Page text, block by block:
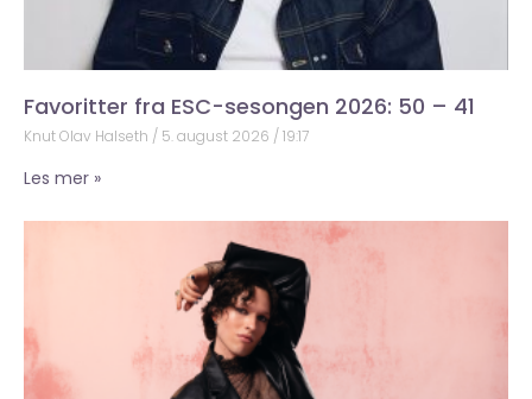
Favoritter fra ESC-sesongen 2026: 50 – 41
Knut Olav Halseth 5. august 2026 19:17
Les mer »